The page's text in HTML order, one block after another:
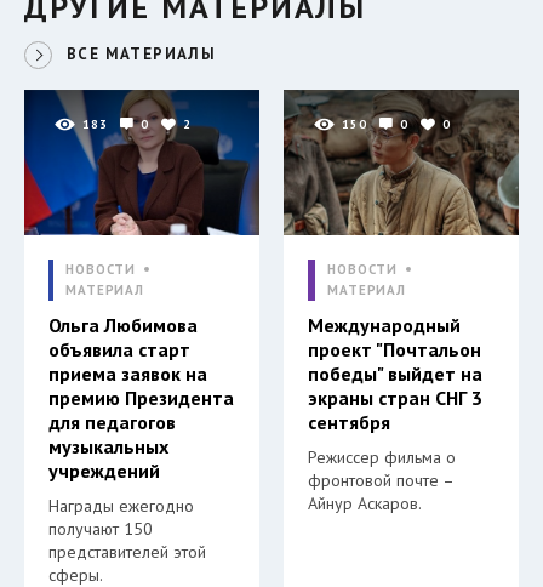
ВСЕ МАТЕРИАЛЫ
183 0 2
НОВОСТИ
МАТЕРИАЛ
Ольга Любимова
объявила старт
приема заявок на
премию Президента
для педагогов
музыкальных
учреждений
Награды ежегодно
получают 150
представителей этой
сферы.
150 0 0
НОВОСТИ
МАТЕРИАЛ
Международный
проект "Почтальон
победы" выйдет на
экраны стран СНГ 3
сентября
Режиссер фильма о
фронтовой почте –
Айнур Аскаров.